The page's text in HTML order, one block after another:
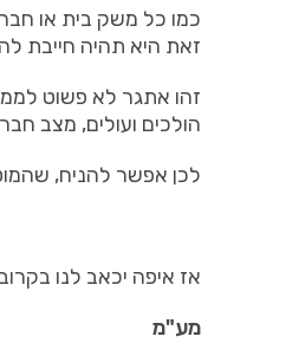
כמו כל משק בית או
זאת היא תהיה חייבת
זהו אתגר לא פשוט
הולכים ועולים, מצב
לכן אפשר להניח,
אז איפה יכאב לנו בקרוב
מע"מ